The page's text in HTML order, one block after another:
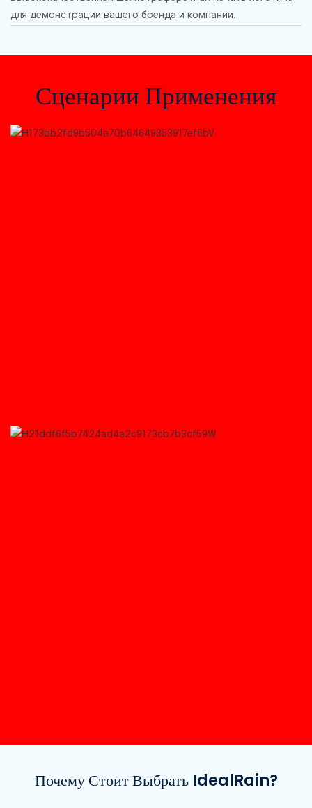
для демонстрации вашего бренда и компании.
Сценарии Применения
Почему Стоит Выбрать IdealRain?